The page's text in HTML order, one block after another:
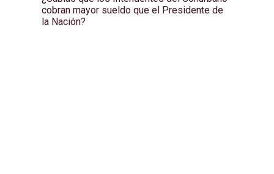
cobran mayor sueldo que el Presidente de
la Nación?